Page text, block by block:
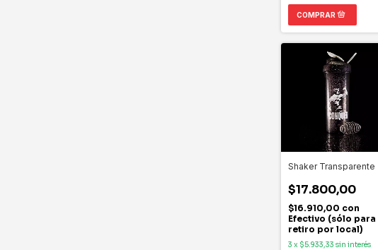
Shaker Transparente
$17.800,00
$16.910,00 con
Efectivo (sólo para
retiro por local)
3 x $5.933,33 sin interés